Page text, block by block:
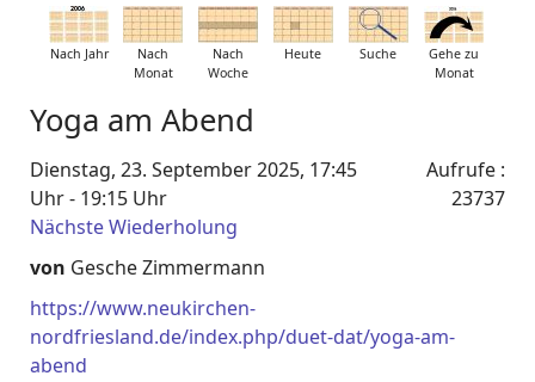
Nach Jahr
Nach
Monat
Nach
Woche
Heute Suche
Gehe zu
Monat
Yoga am Abend
Dienstag, 23. September 2025, 17:45
Uhr - 19:15 Uhr
Nächste Wiederholung
Aufrufe :
23737
von Gesche Zimmermann
https://www.neukirchen-
nordfriesland.de/index.php/duet-dat/yoga-am-
abend